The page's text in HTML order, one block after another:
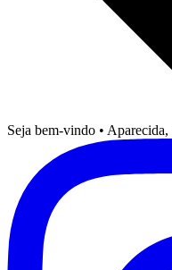
Seja bem-vindo •